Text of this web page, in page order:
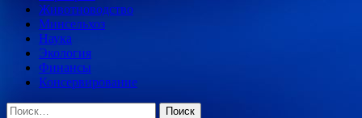
Животноводство
Минсельхоз
Наука
Экология
Финансы
Консервирование
Найти: